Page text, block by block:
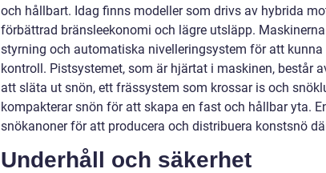
och hållbart. Idag finns modeller som drivs av hybrida
förbättrad bränsleekonomi och lägre utsläpp.
styrning och automatiska nivelleringsystem för att
kontroll. Pistsystemet, som är hjärtat i maskinen, består
att släta ut snön, ett frässystem som krossar is och
kompakterar snön för att skapa en fast och hållbar yta.
snökanoner för att producera och distribuera konstsnö
Underhåll och säkerhet